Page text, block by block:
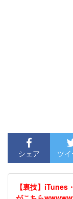
シェア ツイ
【裏技】